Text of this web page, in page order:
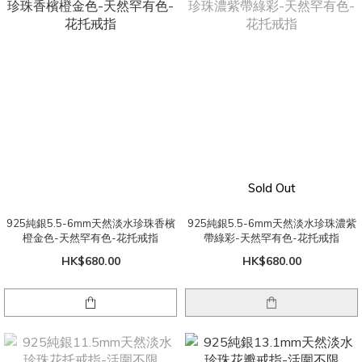
925純銀5.5-6mm天然淡水珍珠香檳
橙金色-天然罕有色-花托戒指
HK$680.00
Sold Out
925純銀5.5-6mm天然淡水珍珠濃紫
帶綠彩-天然罕有色-花托戒指
HK$680.00